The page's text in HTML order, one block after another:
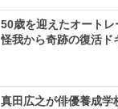
50歳を迎えたオート
怪我から奇跡の復活ド
真田広之が俳優養成学